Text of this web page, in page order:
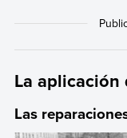
La aplicación
Las